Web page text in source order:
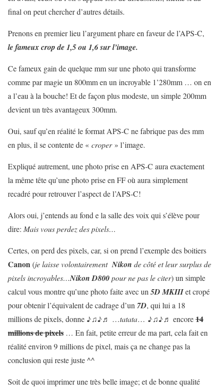
final on peut chercher d’autres détails.
Prenons en premier lieu l’argument phare en faveur de l’APS-C,
le fameux crop de 1,5 ou 1,6 sur l’image.
Ce fameux gain de quelque mm sur une photo qui transforme
comme par magie un 800mm en un incroyable 1’280mm … on en
a l’eau à la bouche! Et de façon plus modeste, un simple 200mm
devient un très avantageux 300mm.
Oui, sauf qu’en réalité le format APS-C ne fabrique pas des mm
en plus, il se contente de « croper» l’image.
Expliqué autrement, une photo prise en APS-C aura exactement
la même tête qu’une photo prise en FF où aura simplement
recadré pour retrouver l’aspect de l’APS-C!
Alors oui, j’entends au fond e la salle des voix qui s’élève pour
dire: Mais vous perdez des pixels…
Certes, on perd des pixels, car, si on prend l’exemple des boitiers
Canon(je laisse volontairement Nikon de côté et leur surplus de
pixels incroyables…Nikon D800pour ne pas le citer) un simple
calcul vous montre qu’une photo faite avec un 5D MKIIIet cropé
pour obtenir l’équivalent de cadrage d’un 7D, qui lui a 18
millions de pixels, donne ♪♫♪♬ …tatata… ♪♫♪♬ encore14
millions de pixels … En fait, petite erreur de ma part, cela fait en
réalité environ 9 millions de pixel, mais ça ne change pas la
conclusion qui reste juste ^^
Soit de quoi imprimer une très belle image; et de bonne qualité